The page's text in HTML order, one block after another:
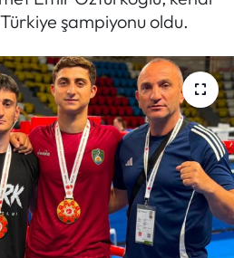
şampiyonu oldu.